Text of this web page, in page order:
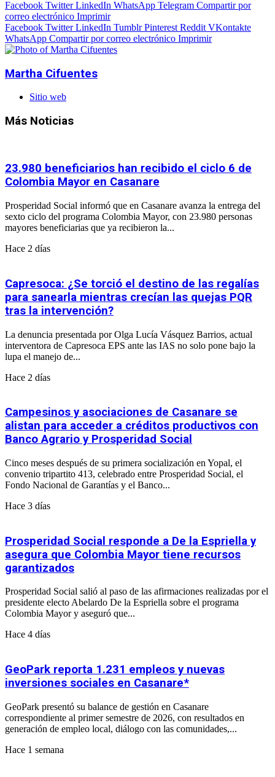
Facebook Twitter LinkedIn WhatsApp Telegram Compartir por
correo electrónico Imprimir
Facebook Twitter LinkedIn Tumblr Pinterest Reddit VKontakte
WhatsApp Compartir por correo electrónico Imprimir
Martha Cifuentes
Sitio web
Más Noticias
23.980 beneficiarios han recibido el ciclo 6 de
Colombia Mayor en Casanare
Prosperidad Social informó que en Casanare avanza la entrega del
sexto ciclo del programa Colombia Mayor, con 23.980 personas
mayores beneficiarias que ya recibieron la...
Hace 2 días
Capresoca: ¿Se torció el destino de las regalías
para sanearla mientras crecían las quejas PQR
tras la intervención?
La denuncia presentada por Olga Lucía Vásquez Barrios, actual
interventora de Capresoca EPS ante las IAS no solo pone bajo la
lupa el manejo de...
Hace 2 días
Campesinos y asociaciones de Casanare se
alistan para acceder a créditos productivos con
Banco Agrario y Prosperidad Social
Cinco meses después de su primera socialización en Yopal, el
convenio tripartito 413, celebrado entre Prosperidad Social, el
Fondo Nacional de Garantías y el Banco...
Hace 3 días
Prosperidad Social responde a De la Espriella y
asegura que Colombia Mayor tiene recursos
garantizados
Prosperidad Social salió al paso de las afirmaciones realizadas por el
presidente electo Abelardo De la Espriella sobre el programa
Colombia Mayor y aseguró que...
Hace 4 días
GeoPark reporta 1.231 empleos y nuevas
inversiones sociales en Casanare*
GeoPark presentó su balance de gestión en Casanare
correspondiente al primer semestre de 2026, con resultados en
generación de empleo local, diálogo con las comunidades,...
Hace 1 semana